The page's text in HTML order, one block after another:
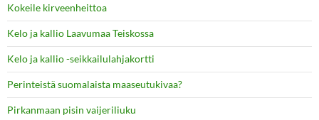
Kokeile kirveenheittoa
Kelo ja kallio Laavumaa Teiskossa
Kelo ja kallio -seikkailulahjakortti
Perinteistä suomalaista maaseutukivaa?
Pirkanmaan pisin vaijeriliuku